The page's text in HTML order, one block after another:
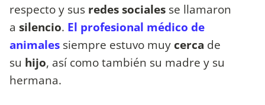
respecto y sus redes sociales se llamaron
a silencio. El profesional médico de
animales siempre estuvo muy cerca de
su hijo, así como también su madre y su
hermana.